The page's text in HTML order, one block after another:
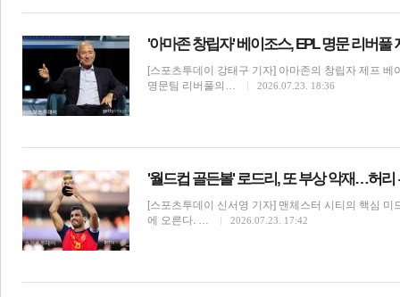
'아마존 창립자' 베이조스, EPL 명문 리버풀
[스포츠투데이 강태구 기자] 아마존의 창립자 제프
명문팀 리버풀의…
2026.07.23. 18:36
'월드컵 골든볼' 로드리, 또 부상 악재…허리
[스포츠투데이 신서영 기자] 맨체스터 시티의 핵심
에 오른다. …
2026.07.23. 17:42